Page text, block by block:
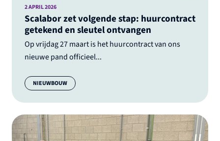
Scalabor zet volgende stap: huurcontract
getekend en sleutel ontvangen
Op vrijdag 27 maart is het huurcontract van ons
nieuwe pand officieel...
2 APRIL 2026
Categorie:
NIEUWBOUW